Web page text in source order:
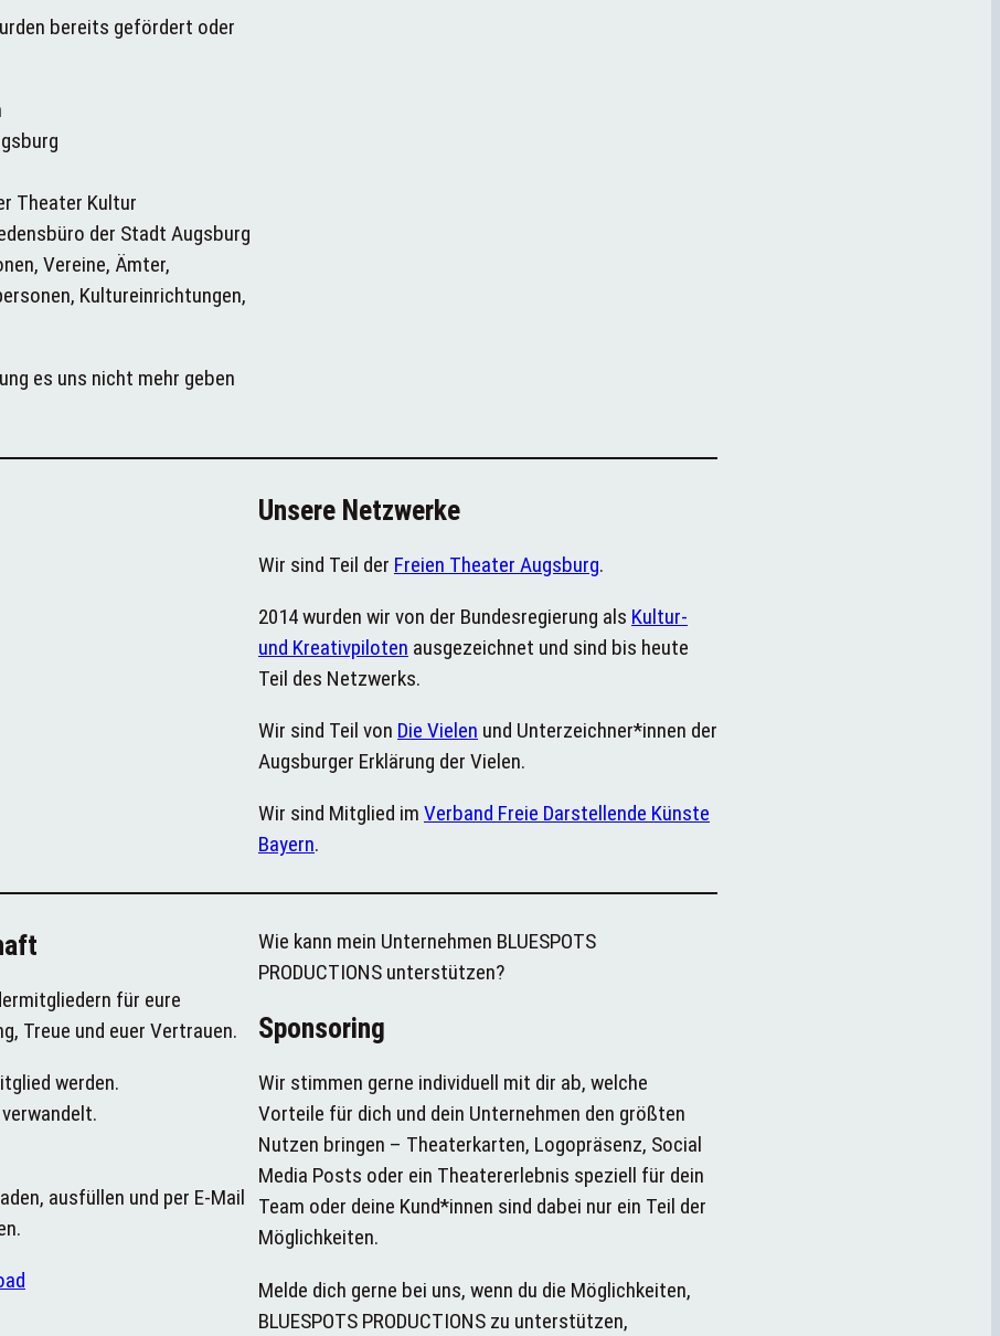
bereits gefördert oder
Theater Kultur
der Stadt Augsburg
Vereine, Ämter,
Kultureinrichtungen,
es uns nicht mehr geben
Unsere Netzwerke
Wir sind Teil der Freien Theater Augsburg.
2014 wurden wir von der Bundesregierung als Kultur-
und Kreativpiloten ausgezeichnet und sind bis heute
Teil des Netzwerks.
Wir sind Teil von Die Vielen und Unterzeichner*innen der
Augsburger Erklärung der Vielen.
Wir sind Mitglied im Verband Freie Darstellende Künste
Bayern.
für eure
Treue und euer Vertrauen.
werden.
ausfüllen und per E-Mail
Wie kann mein Unternehmen BLUESPOTS
PRODUCTIONS unterstützen?
Sponsoring
Wir stimmen gerne individuell mit dir ab, welche
Vorteile für dich und dein Unternehmen den größten
Nutzen bringen – Theaterkarten, Logopräsenz, Social
Media Posts oder ein Theatererlebnis speziell für dein
Team oder deine Kund*innen sind dabei nur ein Teil der
Möglichkeiten.
Melde dich gerne bei uns, wenn du die Möglichkeiten,
BLUESPOTS PRODUCTIONS zu unterstützen,